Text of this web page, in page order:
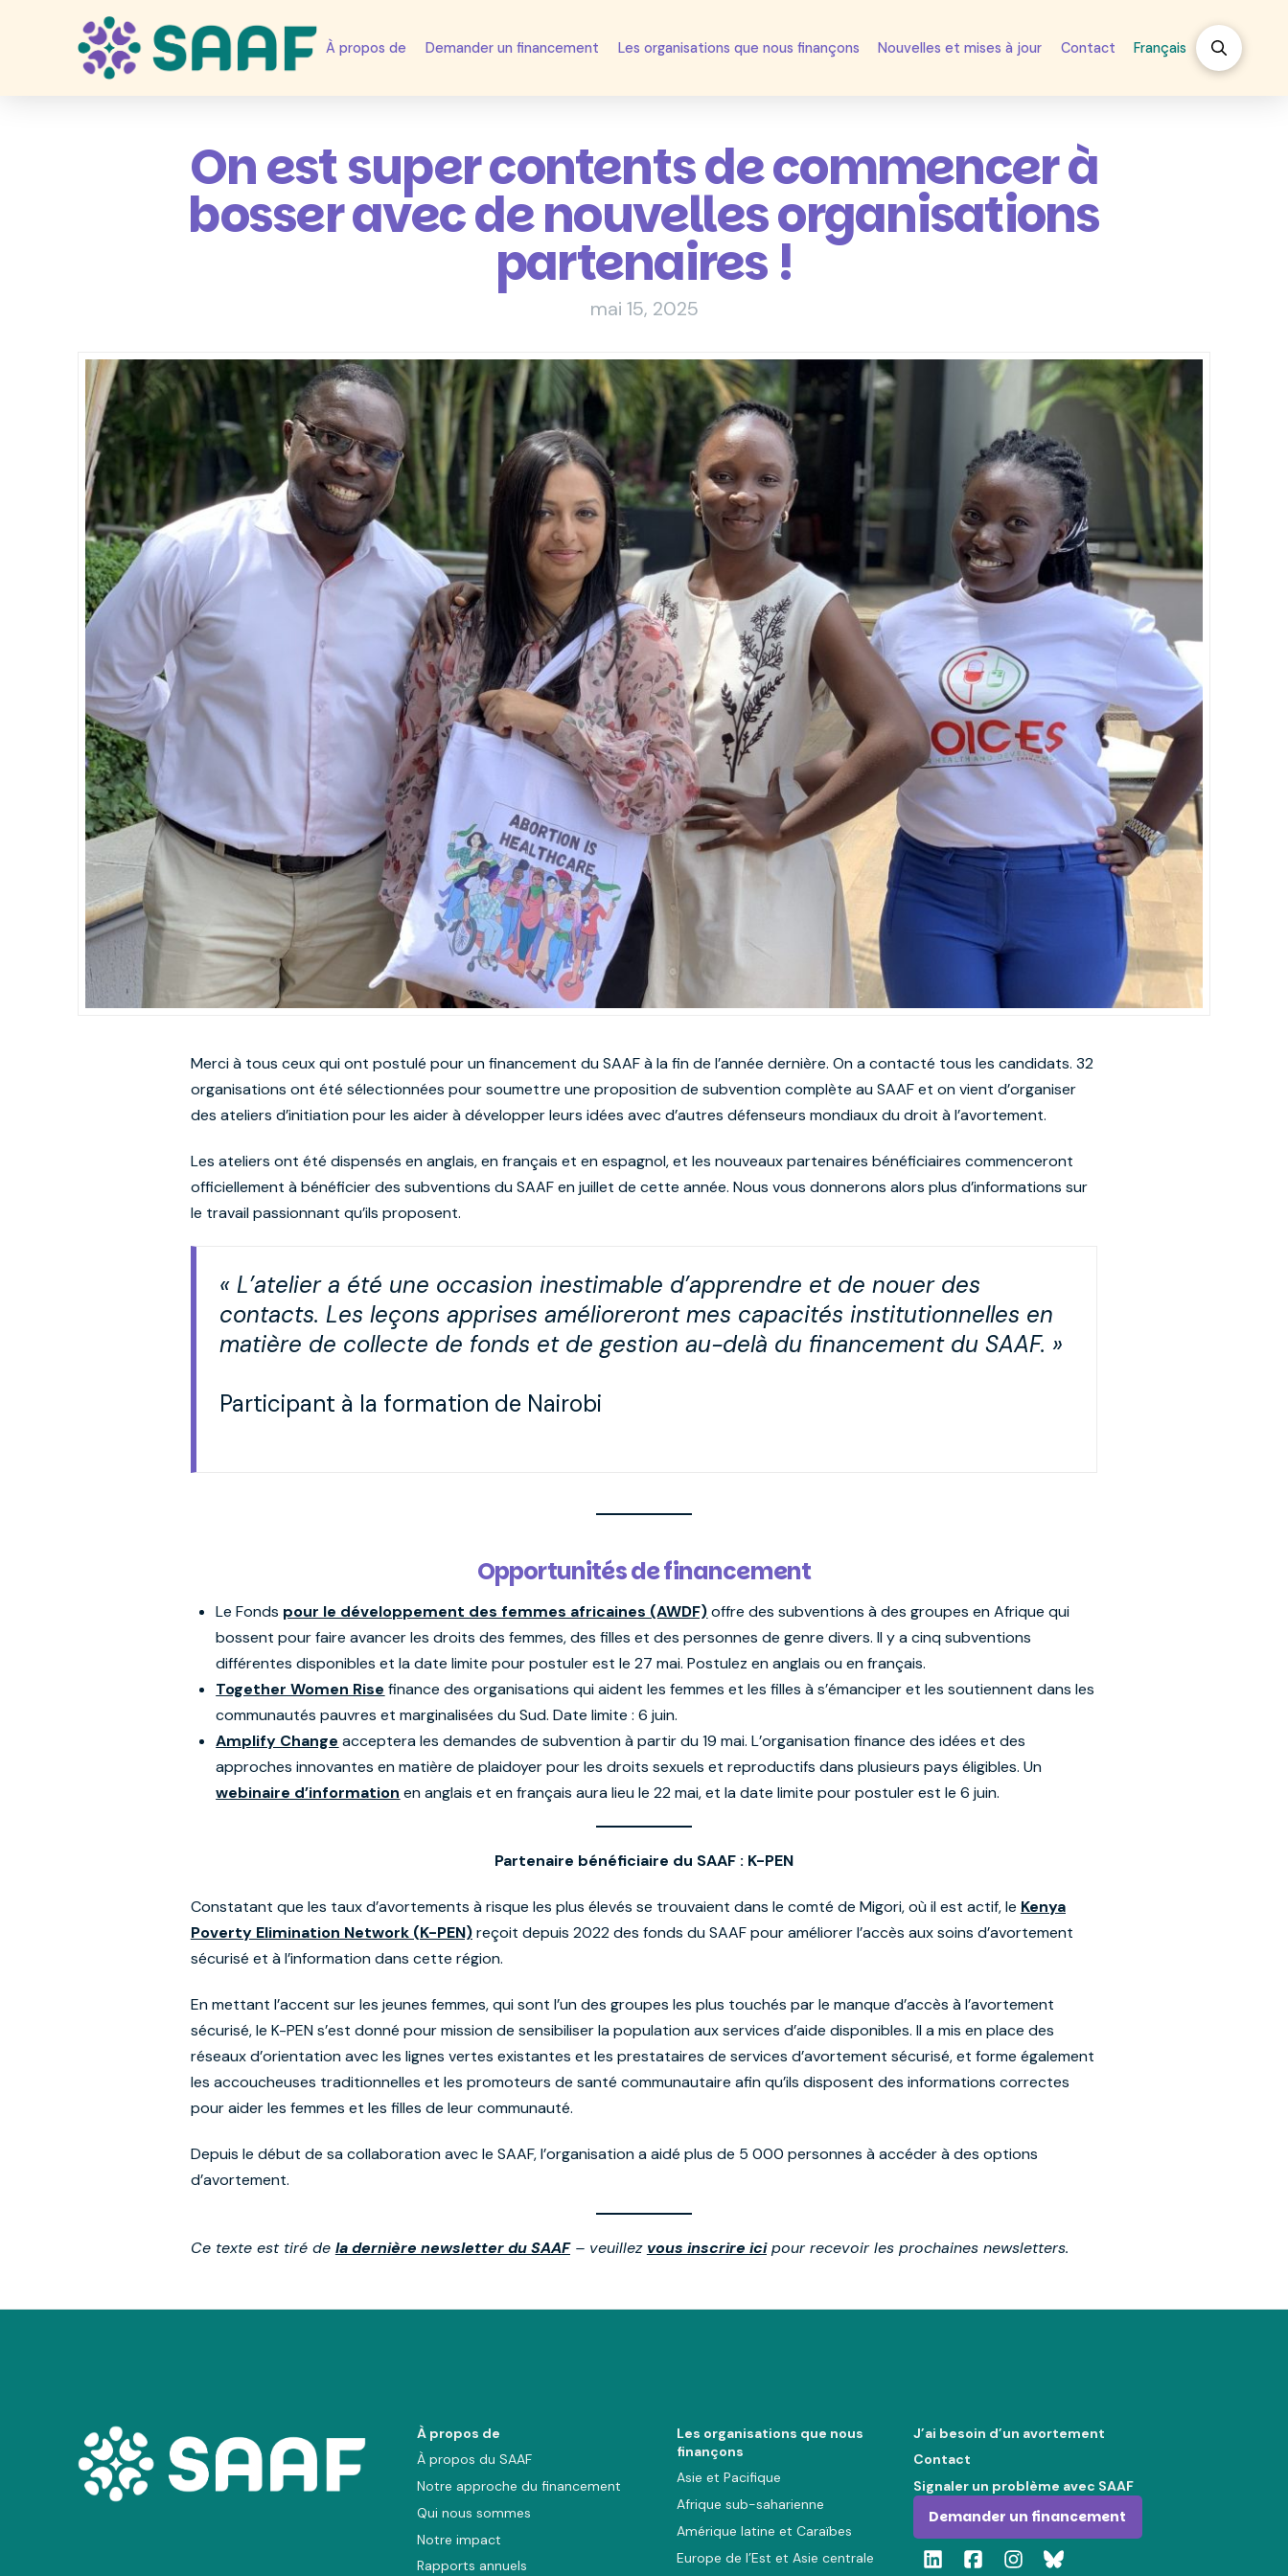
À propos de Demander un financement Les organisations que nous finançons Nouvelles et mises à jour Contact Français
On est super contents de commencer à
bosser avec de nouvelles organisations
partenaires !
mai 15, 2025
Merci à tous ceux qui ont postulé pour un financement du SAAF à la fin de l’année dernière. On a contacté tous les candidats. 32
organisations ont été sélectionnées pour soumettre une proposition de subvention complète au SAAF et on vient d’organiser
des ateliers d’initiation pour les aider à développer leurs idées avec d’autres défenseurs mondiaux du droit à l’avortement.
Les ateliers ont été dispensés en anglais, en français et en espagnol, et les nouveaux partenaires bénéficiaires commenceront
officiellement à bénéficier des subventions du SAAF en juillet de cette année. Nous vous donnerons alors plus d’informations sur
le travail passionnant qu’ils proposent.
« L’atelier a été une occasion inestimable d’apprendre et de nouer des
contacts. Les leçons apprises amélioreront mes capacités institutionnelles en
matière de collecte de fonds et de gestion au-delà du financement du SAAF. »
Participant à la formation de Nairobi
Opportunités de financement
Le Fonds pour le développement des femmes africaines (AWDF)offre des subventions à des groupes en Afrique qui
bossent pour faire avancer les droits des femmes, des filles et des personnes de genre divers. Il y a cinq subventions
différentes disponibles et la date limite pour postuler est le 27 mai. Postulez en anglais ou en français.
Together Women Rise finance des organisations qui aident les femmes et les filles à s’émanciper et les soutiennent dans les
communautés pauvres et marginalisées du Sud. Date limite : 6 juin.
Amplify Change acceptera les demandes de subvention à partir du 19 mai. L’organisation finance des idées et des
approches innovantes en matière de plaidoyer pour les droits sexuels et reproductifs dans plusieurs pays éligibles. Un
webinaire d’information en anglais et en français aura lieu le 22 mai, et la date limite pour postuler est le 6 juin.
Partenaire bénéficiaire du SAAF : K-PEN
Constatant que les taux d’avortements à risque les plus élevés se trouvaient dans le comté de Migori, où il est actif, le Kenya
Poverty Elimination Network (K-PEN)reçoit depuis 2022 des fonds du SAAF pour améliorer l’accès aux soins d’avortement
sécurisé et à l’information dans cette région.
En mettant l’accent sur les jeunes femmes, qui sont l’un des groupes les plus touchés par le manque d’accès à l’avortement
sécurisé, le K-PEN s’est donné pour mission de sensibiliser la population aux services d’aide disponibles. Il a mis en place des
réseaux d’orientation avec les lignes vertes existantes et les prestataires de services d’avortement sécurisé, et forme également
les accoucheuses traditionnelles et les promoteurs de santé communautaire afin qu’ils disposent des informations correctes
pour aider les femmes et les filles de leur communauté.
Depuis le début de sa collaboration avec le SAAF, l’organisation a aidé plus de 5 000 personnes à accéder à des options
d’avortement.
Ce texte est tiré de la dernière newsletter du SAAF– veuillez vous inscrire icipour recevoir les prochaines newsletters.
À propos de
À propos du SAAF
Notre approche du financement
Qui nous sommes
Notre impact
Rapports annuels
Les organisations que nous
finançons
Asie et Pacifique
Afrique sub-saharienne
Amérique latine et Caraïbes
Europe de l’Est et Asie centrale
J’ai besoin d’un avortement
Contact
Signaler un problème avec SAAF
Demander un financement